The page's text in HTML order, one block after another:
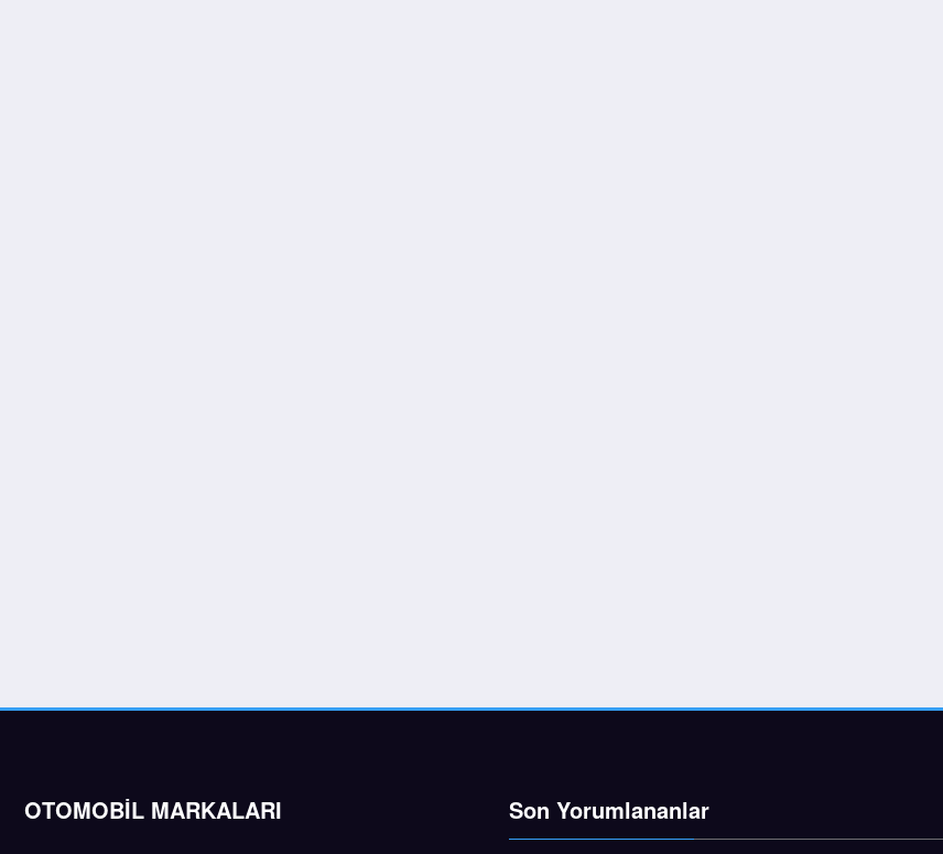
OTOMOBİL MARKALARI Son Yorumlananlar